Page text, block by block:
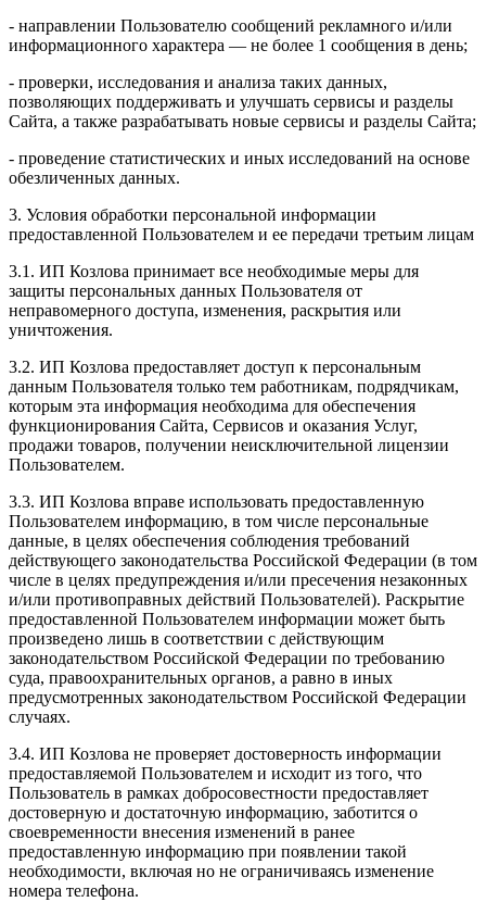
- направлении Пользователю сообщений рекламного и/или
информационного характера — не более 1 сообщения в день;
- проверки, исследования и анализа таких данных,
позволяющих поддерживать и улучшать сервисы и разделы
Сайта, а также разрабатывать новые сервисы и разделы Сайта;
- проведение статистических и иных исследований на основе
обезличенных данных.
3. Условия обработки персональной информации
предоставленной Пользователем и ее передачи третьим лицам
3.1. ИП Козлова принимает все необходимые меры для
защиты персональных данных Пользователя от
неправомерного доступа, изменения, раскрытия или
уничтожения.
3.2. ИП Козлова предоставляет доступ к персональным
данным Пользователя только тем работникам, подрядчикам,
которым эта информация необходима для обеспечения
функционирования Сайта, Сервисов и оказания Услуг,
продажи товаров, получении неисключительной лицензии
Пользователем.
3.3. ИП Козлова вправе использовать предоставленную
Пользователем информацию, в том числе персональные
данные, в целях обеспечения соблюдения требований
действующего законодательства Российской Федерации (в том
числе в целях предупреждения и/или пресечения незаконных
и/или противоправных действий Пользователей). Раскрытие
предоставленной Пользователем информации может быть
произведено лишь в соответствии с действующим
законодательством Российской Федерации по требованию
суда, правоохранительных органов, а равно в иных
предусмотренных законодательством Российской Федерации
случаях.
3.4. ИП Козлова не проверяет достоверность информации
предоставляемой Пользователем и исходит из того, что
Пользователь в рамках добросовестности предоставляет
достоверную и достаточную информацию, заботится о
своевременности внесения изменений в ранее
предоставленную информацию при появлении такой
необходимости, включая но не ограничиваясь изменение
номера телефона.